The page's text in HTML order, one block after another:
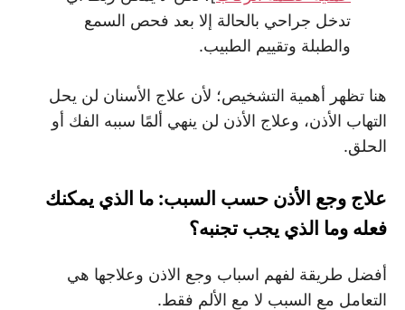
تدخل جراحي بالحالة إلا بعد فحص السمع
والطبلة وتقييم الطبيب.
هنا تظهر أهمية التشخيص؛ لأن علاج الأسنان لن يحل
التهاب الأذن، وعلاج الأذن لن ينهي ألمًا سببه الفك أو
الحلق.
علاج وجع الأذن حسب السبب: ما الذي يمكنك
فعله وما الذي يجب تجنبه؟
أفضل طريقة لفهم اسباب وجع الاذن وعلاجها هي
التعامل مع السبب لا مع الألم فقط.